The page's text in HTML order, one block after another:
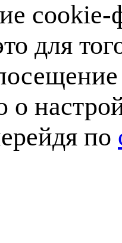
для
по